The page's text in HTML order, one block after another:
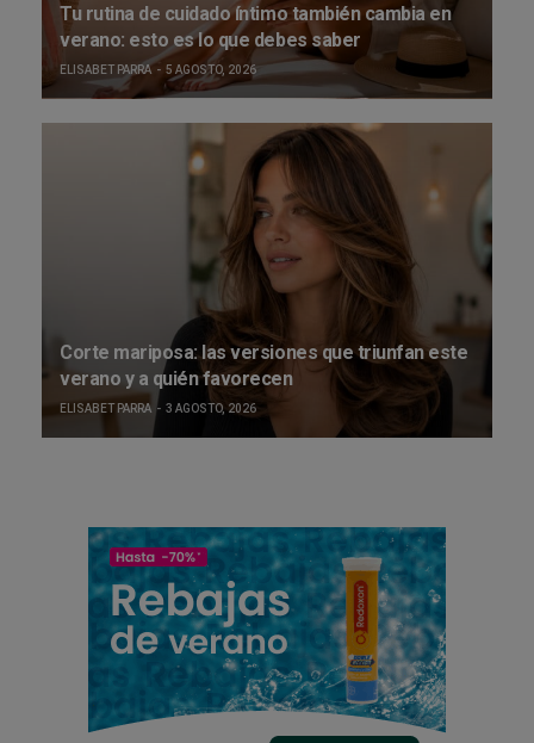
Tu rutina de cuidado íntimo también cambia en
verano: esto es lo que debes saber
ELISABET PARRA 5 AGOSTO, 2026
Corte mariposa: las versiones que triunfan este
verano y a quién favorecen
ELISABET PARRA 3 AGOSTO, 2026